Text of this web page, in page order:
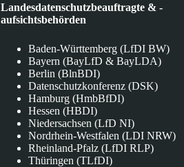
Landesdatenschutzbeauftragte & -
aufsichtsbehörden
Baden-Württemberg (LfDI BW)
Bayern (BayLfD & BayLDA)
Berlin (BlnBDI)
Datenschutzkonferenz (DSK)
Hamburg (HmbBfDI)
Hessen (HBDI)
Niedersachsen (LfD NI)
Nordrhein-Westfalen (LDI NRW)
Rheinland-Pfalz (LfDI RLP)
Thüringen (TLfDI)